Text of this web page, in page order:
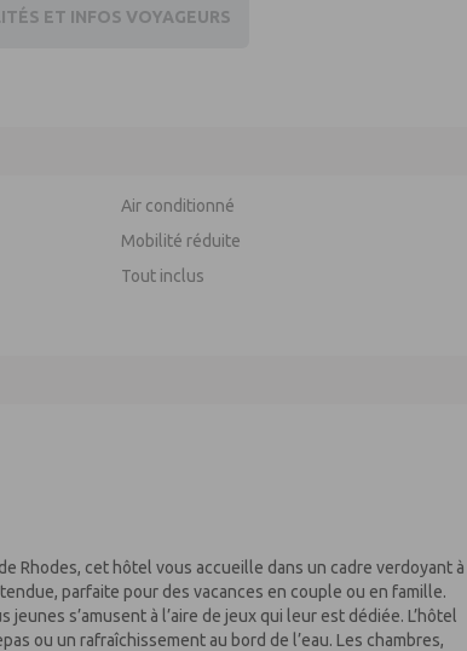
ET INFOS VOYAGEURS
Air conditionné
Mobilité réduite
Tout inclus
Rhodes, cet hôtel vous accueille dans un cadre verdoyant à
parfaite pour des vacances en couple ou en famille.
s’amusent à l’aire de jeux qui leur est dédiée. L’hôtel
ou un rafraîchissement au bord de l’eau. Les chambres,